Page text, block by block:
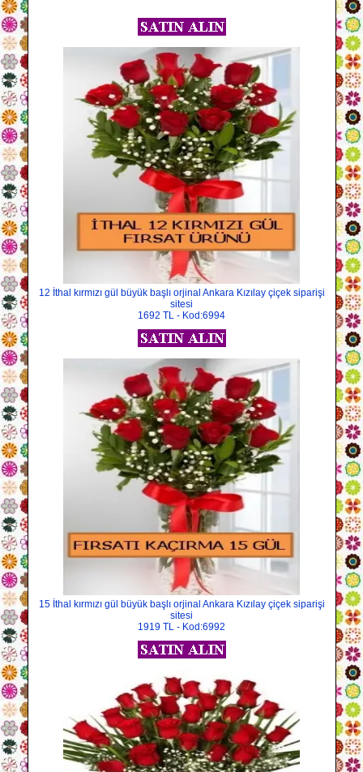
12 İthal kırmızı gül büyük başlı orjinal Ankara Kızılay çiçek siparişi
sitesi
1692 TL - Kod:6994
15 İthal kırmızı gül büyük başlı orjinal Ankara Kızılay çiçek siparişi
sitesi
1919 TL - Kod:6992